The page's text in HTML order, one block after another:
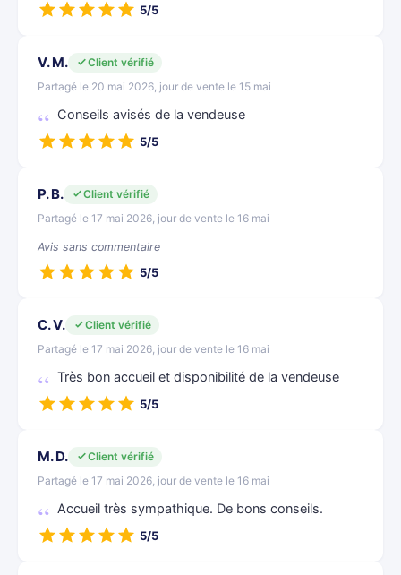
5/5
V. M.
Client vérifié
Partagé le 20 mai 2026, jour de vente le 15 mai
Conseils avisés de la vendeuse
5/5
P. B.
Client vérifié
Partagé le 17 mai 2026, jour de vente le 16 mai
Avis sans commentaire
5/5
C. V.
Client vérifié
Partagé le 17 mai 2026, jour de vente le 16 mai
Très bon accueil et disponibilité de la vendeuse
5/5
M. D.
Client vérifié
Partagé le 17 mai 2026, jour de vente le 16 mai
Accueil très sympathique. De bons conseils.
5/5